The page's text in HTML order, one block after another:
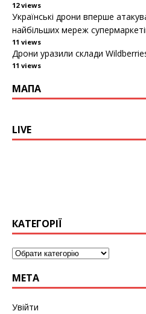
12 views
Українські дрони вперше
найбільших мереж
11 views
Дрони уразили склади
11 views
МАПА
LIVE
КАТЕГОРІЇ
МЕТА
Увійти